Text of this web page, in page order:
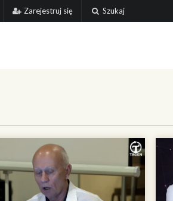
Zarejestruj się Szukaj